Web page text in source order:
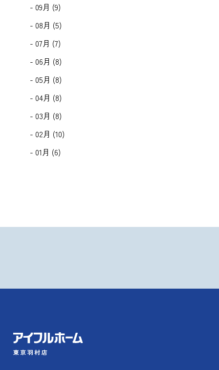
- 09月 (9)
- 08月 (5)
- 07月 (7)
- 06月 (8)
- 05月 (8)
- 04月 (8)
- 03月 (8)
- 02月 (10)
- 01月 (6)